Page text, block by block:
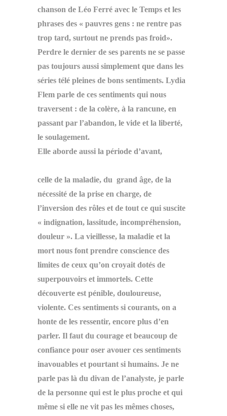
chanson de Léo Ferré avec le Temps et les
phrases des « pauvres gens : ne rentre pas
trop tard, surtout ne prends pas froid».
Perdre le dernier de ses parents ne se passe
pas toujours aussi simplement que dans les
séries télé pleines de bons sentiments. Lydia
Flem parle de ces sentiments qui nous
traversent : de la colère, à la rancune, en
passant par l’abandon, le vide et la liberté,
le soulagement.
Elle aborde aussi la période d’avant,
celle de la maladie, du grand âge, de la
nécessité de la prise en charge, de
l’inversion des rôles et de tout ce qui suscite
« indignation, lassitude, incompréhension,
douleur ». La vieillesse, la maladie et la
mort nous font prendre conscience des
limites de ceux qu’on croyait dotés de
superpouvoirs et immortels. Cette
découverte est pénible, douloureuse,
violente. Ces sentiments si courants, on a
honte de les ressentir, encore plus d’en
parler. Il faut du courage et beaucoup de
confiance pour oser avouer ces sentiments
inavouables et pourtant si humains. Je ne
parle pas là du divan de l’analyste, je parle
de la personne qui est le plus proche et qui
même si elle ne vit pas les mêmes choses,